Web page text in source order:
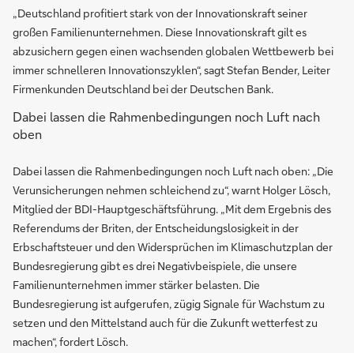
„Deutschland profitiert stark von der Innovationskraft seiner
großen Familienunternehmen. Diese Innovationskraft gilt es
abzusichern gegen einen wachsenden globalen Wettbewerb bei
immer schnelleren Innovationszyklen“, sagt Stefan Bender, Leiter
Firmenkunden Deutschland bei der Deutschen Bank.
Dabei lassen die Rahmenbedingungen noch Luft nach
oben
Dabei lassen die Rahmenbedingungen noch Luft nach oben: „Die
Verunsicherungen nehmen schleichend zu“, warnt Holger Lösch,
Mitglied der BDI-Hauptgeschäftsführung. „Mit dem Ergebnis des
Referendums der Briten, der Entscheidungslosigkeit in der
Erbschaftsteuer und den Widersprüchen im Klimaschutzplan der
Bundesregierung gibt es drei Negativbeispiele, die unsere
Familienunternehmen immer stärker belasten. Die
Bundesregierung ist aufgerufen, zügig Signale für Wachstum zu
setzen und den Mittelstand auch für die Zukunft wetterfest zu
machen“, fordert Lösch.